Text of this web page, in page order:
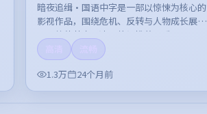
暗夜追缉·国语中字是一部以惊悚为核心的
影视作品，围绕危机、反转与人物成长展
开，整体节奏紧凑，值得推荐观看。
1.3万
24个月前